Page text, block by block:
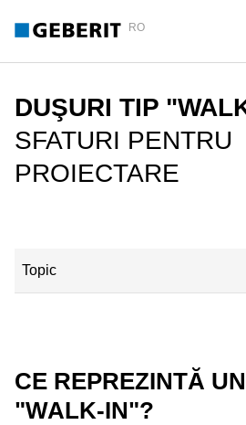
RO
DUŞURI TIP
SFATURI PENTRU
PROIECTARE
Topic
Duș modern, fără prag - ideal pentru
CE REPREZINTĂ
"WALK-IN"?